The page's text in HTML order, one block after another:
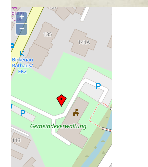
+
−